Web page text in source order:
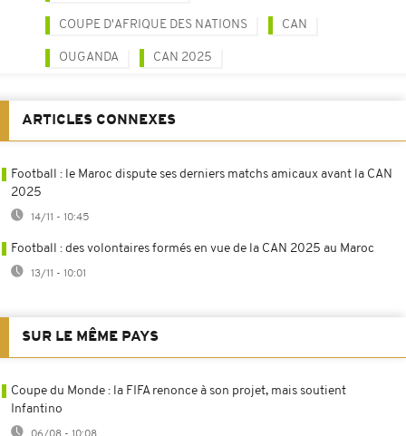
COUPE D'AFRIQUE DES NATIONS CAN
OUGANDA CAN 2025
ARTICLES CONNEXES
Football : le Maroc dispute ses derniers matchs amicaux avant la CAN
2025
14/11 - 10:45
Football : des volontaires formés en vue de la CAN 2025 au Maroc
13/11 - 10:01
SUR LE MÊME PAYS
Coupe du Monde : la FIFA renonce à son projet, mais soutient
Infantino